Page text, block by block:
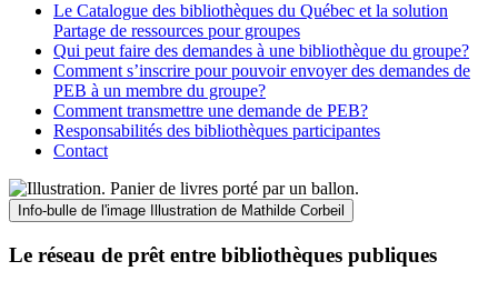
Le Catalogue des bibliothèques du Québec et la solution
Partage de ressources pour groupes
Qui peut faire des demandes à une bibliothèque du groupe?
Comment s’inscrire pour pouvoir envoyer des demandes de
PEB à un membre du groupe?
Comment transmettre une demande de PEB?
Responsabilités des bibliothèques participantes
Contact
Info-bulle de l'image Illustration de Mathilde Corbeil
Le réseau de prêt entre bibliothèques publiques